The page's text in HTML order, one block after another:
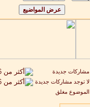
مشاركات جديدة
لا توجد مشاركات جديدة
الموضوع مغلق